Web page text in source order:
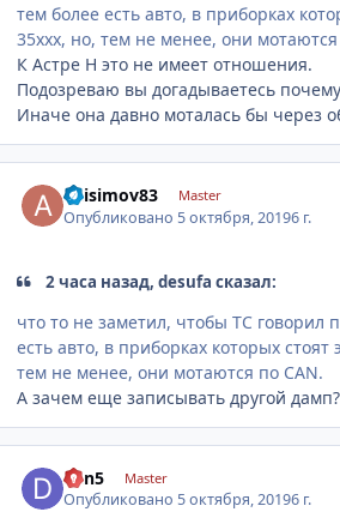
тем более есть авто, в приборках
35xxx, но, тем не менее, они мотаются
К Астре Н это не имеет отношения.
Подозреваю вы догадываетесь
Иначе она давно моталась бы через
anisimov83 Master
Опубликовано 5 октября, 20196 г.
2 часа назад, desufa сказал:
что то не заметил, чтобы ТС говорил
есть авто, в приборках которых стоят
тем не менее, они мотаются по CAN.
А зачем еще записывать другой дамп?
den5 Master
Опубликовано 5 октября, 20196 г.